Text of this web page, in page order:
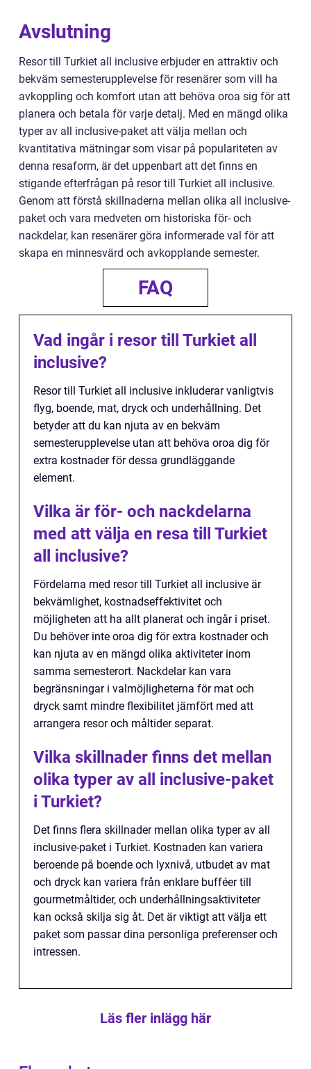
Avslutning
Resor till Turkiet all inclusive erbjuder en attraktiv och
bekväm semesterupplevelse för resenärer som vill ha
avkoppling och komfort utan att behöva oroa sig för att
planera och betala för varje detalj. Med en mängd olika
typer av all inclusive-paket att välja mellan och
kvantitativa mätningar som visar på populariteten av
denna resaform, är det uppenbart att det finns en
stigande efterfrågan på resor till Turkiet all inclusive.
Genom att förstå skillnaderna mellan olika all inclusive-
paket och vara medveten om historiska för- och
nackdelar, kan resenärer göra informerade val för att
skapa en minnesvärd och avkopplande semester.
FAQ
Vad ingår i resor till Turkiet all
inclusive?
Resor till Turkiet all inclusive inkluderar vanligtvis
flyg, boende, mat, dryck och underhållning. Det
betyder att du kan njuta av en bekväm
semesterupplevelse utan att behöva oroa dig för
extra kostnader för dessa grundläggande
element.
Vilka är för- och nackdelarna
med att välja en resa till Turkiet
all inclusive?
Fördelarna med resor till Turkiet all inclusive är
bekvämlighet, kostnadseffektivitet och
möjligheten att ha allt planerat och ingår i priset.
Du behöver inte oroa dig för extra kostnader och
kan njuta av en mängd olika aktiviteter inom
samma semesterort. Nackdelar kan vara
begränsningar i valmöjligheterna för mat och
dryck samt mindre flexibilitet jämfört med att
arrangera resor och måltider separat.
Vilka skillnader finns det mellan
olika typer av all inclusive-paket
i Turkiet?
Det finns flera skillnader mellan olika typer av all
inclusive-paket i Turkiet. Kostnaden kan variera
beroende på boende och lyxnivå, utbudet av mat
och dryck kan variera från enklare bufféer till
gourmetmåltider, och underhållningsaktiviteter
kan också skilja sig åt. Det är viktigt att välja ett
paket som passar dina personliga preferenser och
intressen.
Läs fler inlägg här